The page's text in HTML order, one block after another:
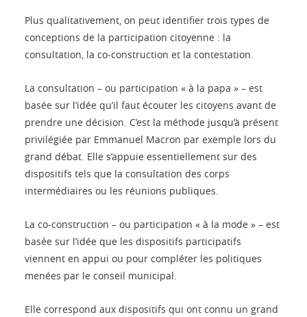
Plus qualitativement, on peut identifier trois types de
conceptions de la participation citoyenne : la
consultation, la co-construction et la contestation.
La consultation – ou participation « à la papa » – est
basée sur l’idée qu’il faut écouter les citoyens avant de
prendre une décision. C’est la méthode jusqu’à présent
privilégiée par Emmanuel Macron par exemple lors du
grand débat. Elle s’appuie essentiellement sur des
dispositifs tels que la consultation des corps
intermédiaires ou les réunions publiques.
La co-construction – ou participation « à la mode » – est
basée sur l’idée que les dispositifs participatifs
viennent en appui ou pour compléter les politiques
menées par le conseil municipal.
Elle correspond aux dispositifs qui ont connu un grand